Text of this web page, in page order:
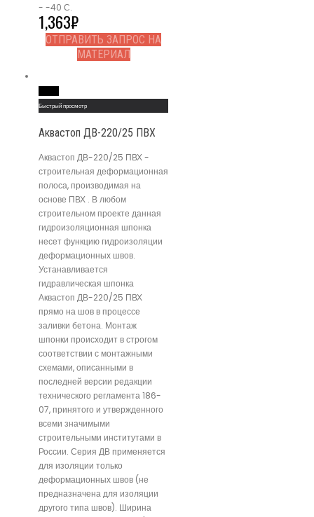
- -40 С.
1,363₽
ОТПРАВИТЬ ЗАПРОС НА
МАТЕРИАЛ
Быстрый просмотр
Аквастоп ДВ-220/25 ПВХ
Аквастоп ДВ-220/25 ПВХ -
строительная деформационная
полоса, производимая на
основе ПВХ . В любом
строительном проекте данная
гидроизоляционная шпонка
несет функцию гидроизоляции
деформационных швов.
Устанавливается
гидравлическая шпонка
Аквастоп ДВ-220/25 ПВХ
прямо на шов в процессе
заливки бетона. Монтаж
шпонки происходит в строгом
соответствии с монтажными
схемами, описанными в
последней версии редакции
технического регламента 186-
07, принятого и утвержденного
всеми значимыми
строительными институтами в
России. Серия ДВ применяется
для изоляции только
деформационных швов (не
предназначена для изоляции
другого типа швов). Ширина